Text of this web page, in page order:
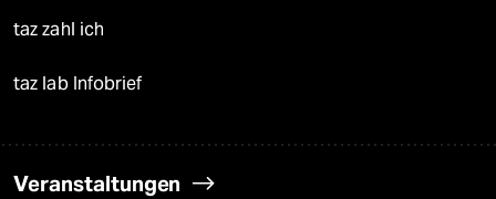
taz zahl ich
taz lab Infobrief
Veranstaltungen